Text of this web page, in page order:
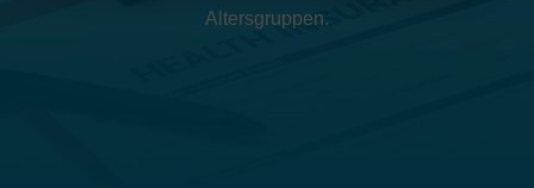
Altersgruppen.